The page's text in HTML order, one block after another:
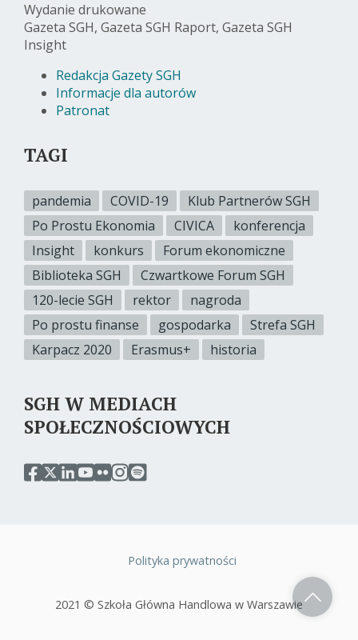
Wydanie drukowane
Gazeta SGH, Gazeta SGH Raport, Gazeta SGH
Insight
Redakcja Gazety SGH
Informacje dla autorów
Patronat
TAGI
pandemia COVID-19
Klub Partnerów SGH
Po Prostu Ekonomia
CIVICA
konferencja
Insight
konkurs
Forum ekonomiczne
Biblioteka SGH
Czwartkowe Forum SGH
120-lecie SGH
rektor
nagroda
Po prostu finanse
gospodarka
Strefa SGH
Karpacz 2020
Erasmus+ historia
SGH W MEDIACH
SPOŁECZNOŚCIOWYCH
przejdź
przejdź
przejdź
przejdź
przejdź
przejdźprzejdź
Stopka
Polityka prywatności
2021 © Szkoła Główna Handlowa w Warszawie